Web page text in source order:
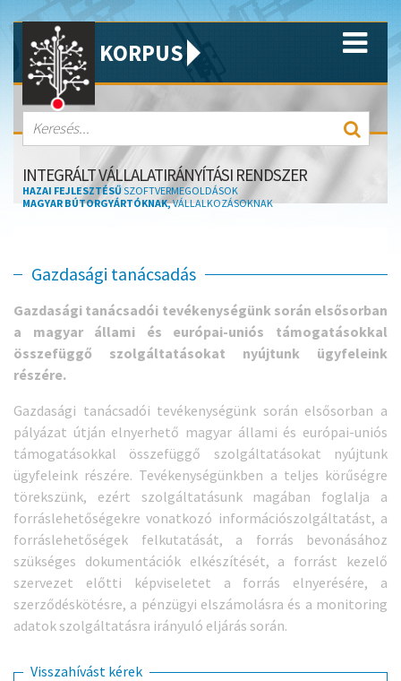
KORPUS
INTEGRÁLT VÁLLALATIRÁNYÍTÁSI RENDSZER
HAZAI FEJLESZTÉSŰSZOFTVERMEGOLDÁSOK
MAGYAR BÚTORGYÁRTÓKNAK,VÁLLALKOZÁSOKNAK
Gazdasági tanácsadás
Gazdasági tanácsadói tevékenységünk során elsősorban
a magyar állami és európai-uniós támogatásokkal
összefüggő szolgáltatásokat nyújtunk ügyfeleink
részére.
Gazdasági tanácsadói tevékenységünk során elsősorban a
pályázat útján elnyerhető magyar állami és európai-uniós
támogatásokkal összefüggő szolgáltatásokat nyújtunk
ügyfeleink részére. Tevékenységünkben a teljes körűségre
törekszünk, ezért szolgáltatásunk magában foglalja a
forráslehetőségekre vonatkozó információszolgáltatást, a
forráslehetőségek felkutatását, a forrás bevonásához
szükséges dokumentációk elkészítését, a forrást kezelő
szervezet előtti képviseletet a forrás elnyerésére, a
szerződéskötésre, a pénzügyi elszámolásra és a monitoring
adatok szolgáltatásra irányuló eljárás során.
Visszahívást kérek